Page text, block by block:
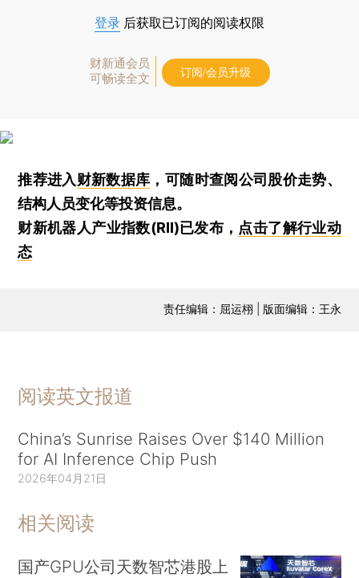
登录 后获取已订阅的阅读权限
财新通会员
可畅读全文
订阅/会员升级
推荐进入财新数据库 ，可随时查阅公司股价走势、
结构人员变化等投资信息。
财新机器人产业指数(RII)已发布， 点击了解行业动
态
责任编辑：屈运栩 | 版面编辑：王永
阅读英文报道
China’s Sunrise Raises Over $140 Million
for AI Inference Chip Push
2026年04月21日
相关阅读
国产GPU公司天数智芯港股上